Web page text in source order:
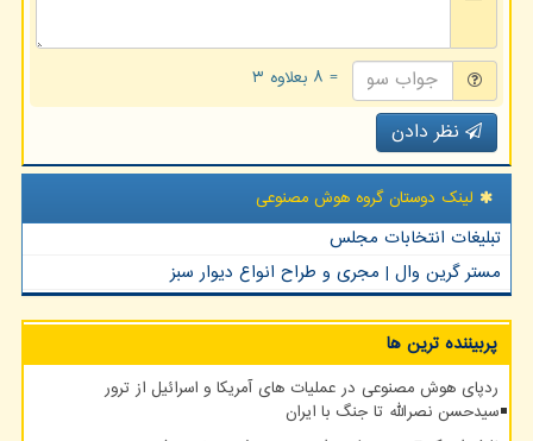
= ۸ بعلاوه ۳
نظر دادن
لینک دوستان گروه هوش مصنوعی
تبلیغات انتخابات مجلس
مستر گرین وال | مجری و طراح انواع دیوار سبز
پربیننده ترین ها
ردپای هوش مصنوعی در عملیات های آمریکا و اسرائیل از ترور
سیدحسن نصرالله تا جنگ با ایران